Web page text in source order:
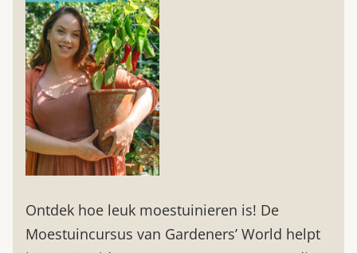
Ontdek hoe leuk moestuinieren is! De
Moestuincursus van Gardeners’ World helpt